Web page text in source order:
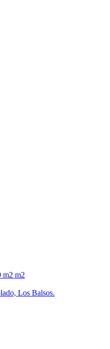
m2 m2
Los Balsos.